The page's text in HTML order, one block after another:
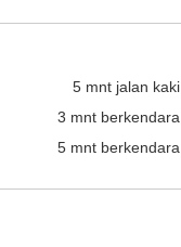
5mnt jalan kaki
3 mnt berkendara
5mnt berkendara